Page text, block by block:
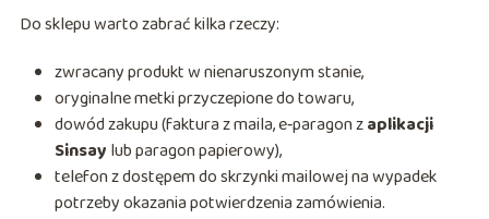
Do sklepu warto zabrać kilka rzeczy:
zwracany produkt w nienaruszonym stanie,
oryginalne metki przyczepione do towaru,
dowód zakupu (faktura z maila, e‑paragon zaplikacji
Sinsay lub paragon papierowy),
telefon z dostępem do skrzynki mailowej na wypadek
potrzeby okazania potwierdzenia zamówienia.